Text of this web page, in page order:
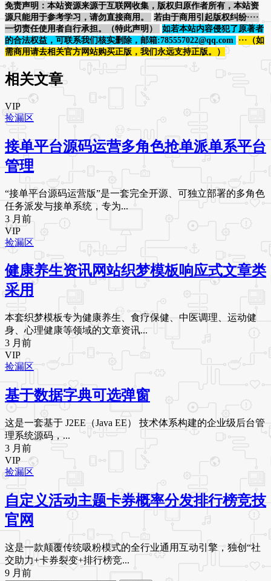
免责声明：本站资源来源于互联网收集，版权归原作者所有，本站资
源只能用于参考学习，请勿直接商用。
若由于商用引起版权纠纷····
一切责任使用者自行承担。（特此声明）
如若本站内容侵犯了原著者
的合法权益，可联系我们核实删除，邮箱:785557022@qq.com
···（如
需商用请去相关官方网站购买正版，我们永远支持正版。）
相关文章
VIP
捡漏区
接单平台源码运营多角色抢单派单系平台
管理
“接单平台源码运营版”是一套完全开源、可独立部署的多角色
任务派发与接单系统，专为...
3 月前
VIP
捡漏区
健康养生资讯网站织梦模板响应式文章类
采用
本套织梦模板专为健康养生、食疗保健、中医调理、运动健
身、心理健康等领域的文章资讯...
3 月前
VIP
捡漏区
基于数据字典可选弹窗
这是一套基于 J2EE（Java EE） 技术体系构建的企业级后台管
理系统源码，...
3 月前
VIP
捡漏区
自定义活动主题卡券概率分发排行榜竞技
官网
这是一款颠覆传统吸粉模式的全行业通用互动引擎，独创“社
交助力+卡券裂变+排行榜竞...
9 月前